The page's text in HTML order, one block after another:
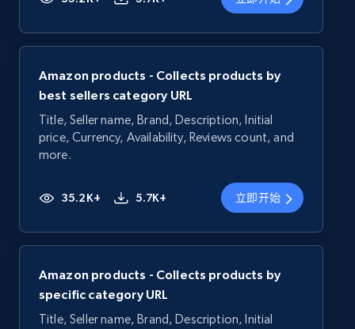
Amazon products - Collects products by
best sellers category URL
Title, Seller name, Brand, Description, Initial
price, Currency, Availability, Reviews count, and
more.
35.2K+ 5.7K+ 立即开始
Amazon products - Collects products by
specific category URL
Title, Seller name, Brand, Description, Initial